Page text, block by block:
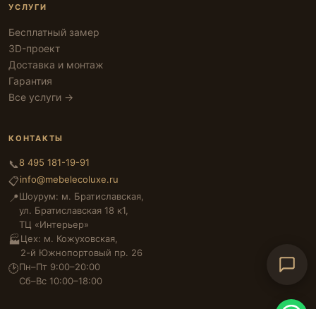
УСЛУГИ
Бесплатный замер
3D-проект
Доставка и монтаж
Гарантия
Все услуги →
КОНТАКТЫ
📞8 495 181-19-91
📋info@mebelecoluxe.ru
📍Шоурум: м. Братиславская,
ул. Братиславская 18 к1,
ТЦ «Интерьер»
🏭Цех: м. Кожуховская,
2-й Южнопортовый пр. 26
🕑Пн–Пт 9:00–20:00
Сб–Вс 10:00–18:00